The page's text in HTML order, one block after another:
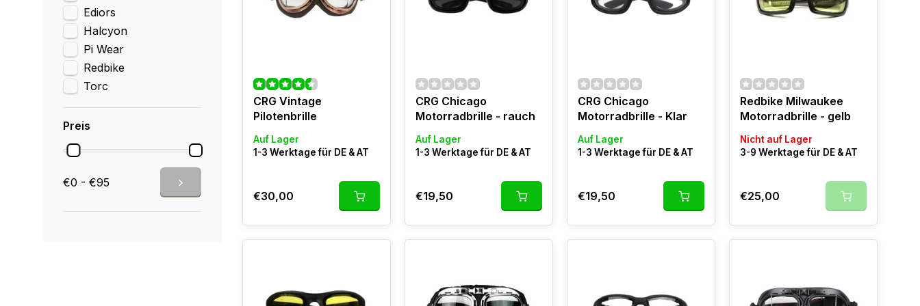
Ediors
Halcyon
Pi Wear
Redbike
Torc
Preis
€0 - €95
CRG Vintage
Pilotenbrille
Auf Lager
1-3 Werktage für DE & AT
€30,00
CRG Chicago
Motorradbrille - rauch
Auf Lager
1-3 Werktage für DE & AT
€19,50
CRG Chicago
Motorradbrille - Klar
Auf Lager
1-3 Werktage für DE & AT
€19,50
Redbike Milwaukee
Motorradbrille - gelb
Nicht auf Lager
3-9 Werktage für DE & AT
€25,00